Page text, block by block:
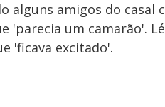
alguns amigos do casal
'parecia um camarão'.
'ficava excitado'.